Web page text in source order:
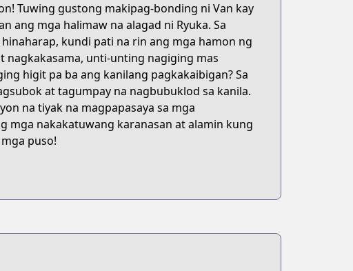
Tuwing gustong makipag-bonding ni Van kay
ang mga halimaw na alagad ni Ryuka. Sa
kundi pati na rin ang mga hamon ng
nagkakasama, unti-unting nagiging mas
higit pa ba ang kanilang pagkakaibigan? Sa
at tagumpay na nagbubuklod sa kanila.
na tiyak na magpapasaya sa mga
mga nakakatuwang karanasan at alamin kung
puso!